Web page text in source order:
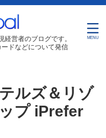
営者のブログです。
ドなどについて発信
ルズ＆リゾ
プ iPrefer